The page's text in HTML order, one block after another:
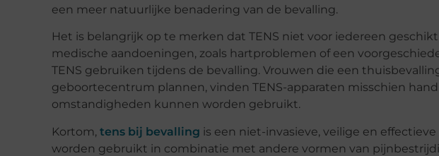
een meer natuurlijke benadering van de bevalling.
Het is belangrijk op te merken dat TENS niet voor iedereen
medische aandoeningen, zoals hartproblemen of een
TENS gebruiken tijdens de bevalling. Vrouwen die een
geboortecentrum plannen, vinden TENS-apparaten misschien
omstandigheden kunnen worden gebruikt.
Kortom, tens bij bevalling is een niet-invasieve, veilige en
worden gebruikt in combinatie met andere vormen van